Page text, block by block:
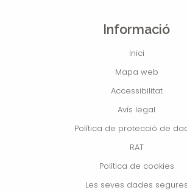
Informació
Inici
Mapa web
Accessibilitat
Avís legal
Política de protecció de
RAT
Política de cookies
Les seves dades segures